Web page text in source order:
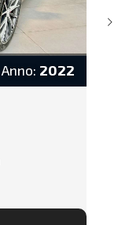
Anno: 2022